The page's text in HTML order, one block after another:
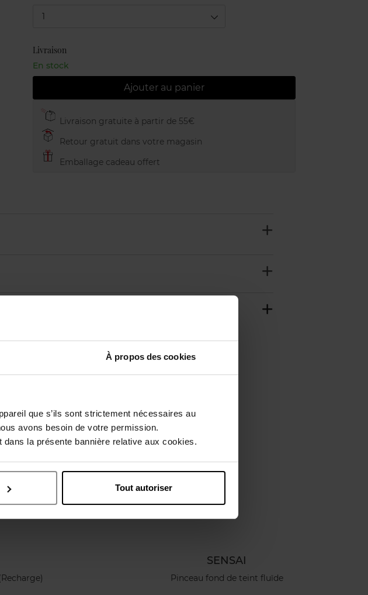
À propos des cookies
que s’ils sont strictement nécessaires au
avons besoin de votre permission.
la présente bannière relative aux cookies.
Tout autoriser
1
Livraison
En stock
Ajouter au panier
Livraison gratuite à partir de 55€
Retour gratuit dans votre magasin
Emballage cadeau offert
être
SENSAI
Pinceau fond de teint fluïde